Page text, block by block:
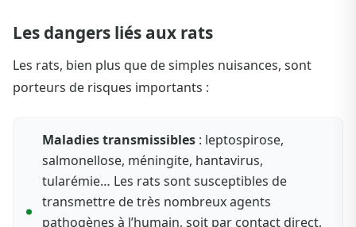
Les dangers liés aux rats
Les rats, bien plus que de simples nuisances, sont
porteurs de risques importants :
Maladies transmissibles : leptospirose,
salmonellose, méningite, hantavirus,
tularémie… Les rats sont susceptibles de
transmettre de très nombreux agents
pathogènes à l’humain, soit par contact direct,